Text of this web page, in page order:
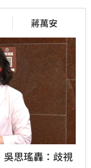
蔣萬安
思瑤轟：歧視